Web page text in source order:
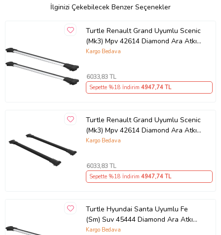
Ürün Kodu:kcm34921757
İlginizi Çekebilecek Benzer Seçenekler
Turtle Renault Grand Uyumlu Scenic
(Mk3) Mpv 42614 Diamond Ara Atkı
Gri 2'li Set (Karışık)
Kargo Bedava
6033,83 TL
Sepette %18 İndirim 4947,74 TL
Turtle Renault Grand Uyumlu Scenic
(Mk3) Mpv 42614 Diamond Ara Atkı
Siyah 2'li Set (Karışık)
Kargo Bedava
6033,83 TL
Sepette %18 İndirim 4947,74 TL
Turtle Hyundai Santa Uyumlu Fe
(Sm) Suv 45444 Diamond Ara Atkı
Gri 2'li Set (Karışık)
Kargo Bedava